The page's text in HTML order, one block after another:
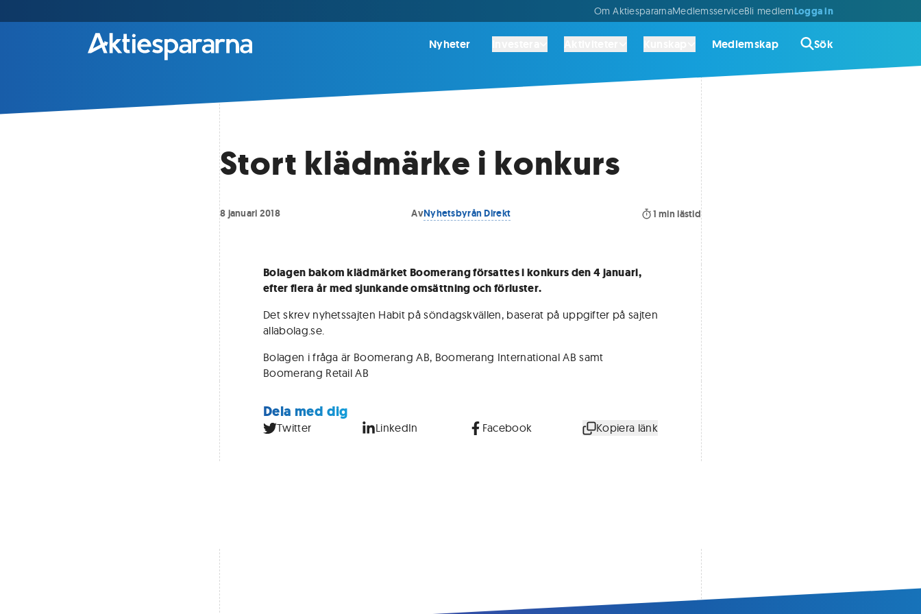
Om AktiespararnaMedlemsserviceBli medlemLogga in
Nyheter Medlemskap Sök
Stort klädmärke i konkurs
8 januari 2018 AvNyhetsbyrån Direkt 1 min lästid
Bolagen bakom klädmärket Boomerang försattes i konkurs den 4 januari,
efter flera år med sjunkande omsättning och förluster.
Det skrev nyhetssajten Habit på söndagskvällen, baserat på uppgifter på sajten
allabolag.se.
Bolagen i fråga är Boomerang AB, Boomerang International AB samt
Boomerang Retail AB
Dela med dig
Twitter LinkedIn Facebook Kopiera länk